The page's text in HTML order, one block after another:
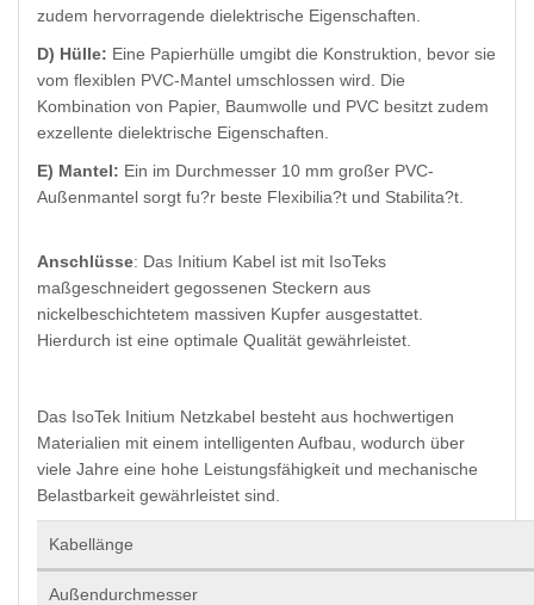
zudem hervorragende dielektrische Eigenschaften.
D) Hülle: Eine Papierhülle umgibt die Konstruktion, bevor sie
vom flexiblen PVC-Mantel umschlossen wird. Die
Kombination von Papier, Baumwolle und PVC besitzt zudem
exzellente dielektrische Eigenschaften.
E) Mantel: Ein im Durchmesser 10 mm großer PVC-
Außenmantel sorgt fu?r beste Flexibilia?t und Stabilita?t.
Anschlüsse: Das Initium Kabel ist mit IsoTeks
maßgeschneidert gegossenen Steckern aus
nickelbeschichtetem massiven Kupfer ausgestattet.
Hierdurch ist eine optimale Qualität gewährleistet.
Das IsoTek Initium Netzkabel besteht aus hochwertigen
Materialien mit einem intelligenten Aufbau, wodurch über
viele Jahre eine hohe Leistungsfähigkeit und mechanische
Belastbarkeit gewährleistet sind.
Kabellänge
Außendurchmesser